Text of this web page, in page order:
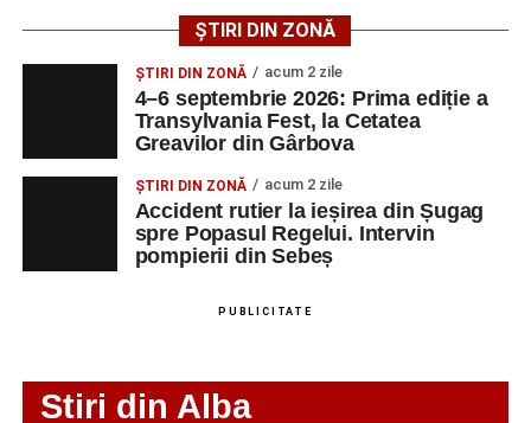
LMV
TELEFON/E-
Technology Srl
OPERATOR LA
MASINI-UNELTE
CU COMANDA
NUMERICA
1 0752826367
ȘTIRI DIN ZONĂ
ȘTIRI DIN ZONĂ acum 2 zile
4–6 septembrie 2026: Prima ediție a
Transylvania Fest, la Cetatea
Greavilor din Gârbova
ȘTIRI DIN ZONĂ acum 2 zile
Accident rutier la ieșirea din Șugag
spre Popasul Regelui. Intervin
pompierii din Sebeș
PUBLICITATE
Stiri din Alba